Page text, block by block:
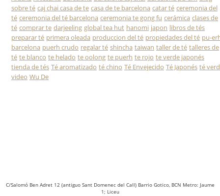
sobre té caj chai casa de te casa de te barcelona catar té ceremonia del
té ceremonia del té barcelona ceremonia te gong fu cerámica clases de
té comprar te darjeeling global tea hut hanomi japon libros de tés
preparar té primera oleada produccion del té propiedades del té pu-
barcelona puerh crudo regalar té shincha taiwan taller de té talleres de
té te blanco te helado te oolong te puerh te rojo te verde japonés
tienda de tés Té aromatizado té chino Té Envejecido Té Japonés té
video Wu De
C/Salomó Ben Adret 12 (antiguo Sant Domenec del Call) Barrio Gotico, BCN Metro: Jaume
1; Liceu